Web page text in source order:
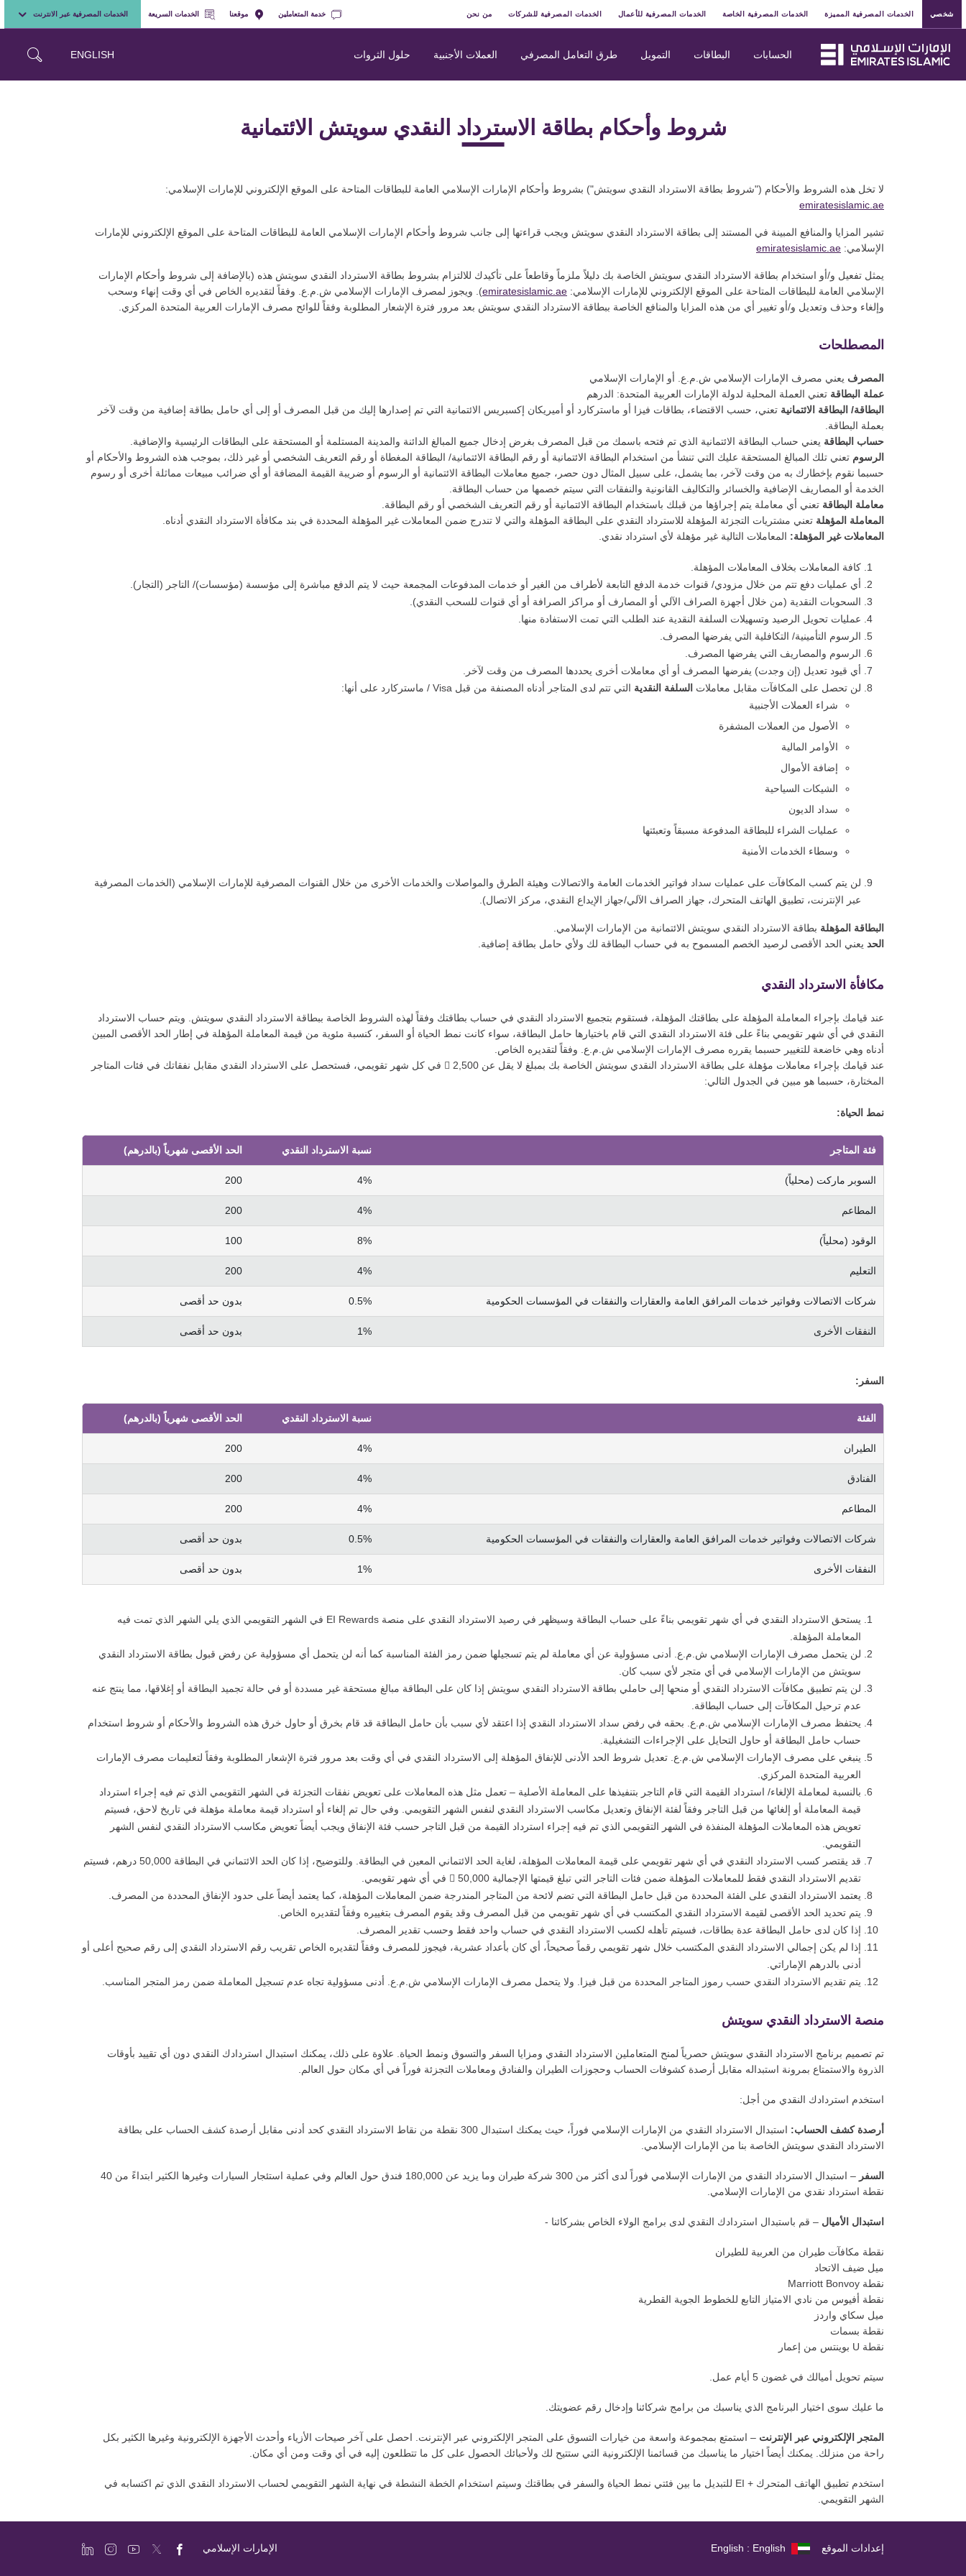
شخصي الخدمات المصرفية المميزة الخدمات المصرفية الخاصة الخدمات المصرفية للأعمال الخدمات المصرفية للشركات من نحن خدمة المتعاملين موقعنا الخدمات السريعة الخدمات المصرفية عبر الانترنت
الحسابات البطاقات التمويل طرق التعامل المصرفي العملات الأجنبية حلول الثروات ENGLISH
شروط وأحكام بطاقة الاسترداد النقدي سويتش الائتمانية
لا تخل هذه الشروط والأحكام ("شروط بطاقة الاسترداد النقدي سويتش") بشروط وأحكام الإمارات الإسلامي العامة للبطاقات المتاحة على الموقع الإلكتروني للإمارات الإسلامي:
emiratesislamic.ae
تشير المزايا والمنافع المبينة في المستند إلى بطاقة الاسترداد النقدي سويتش ويجب قراءتها إلى جانب شروط وأحكام الإمارات الإسلامي العامة للبطاقات المتاحة على الموقع الإلكتروني للإمارات
الإسلامي: emiratesislamic.ae
يمثل تفعيل و/أو استخدام بطاقة الاسترداد النقدي سويتش الخاصة بك دليلاً ملزماً وقاطعاً على تأكيدك للالتزام بشروط بطاقة الاسترداد النقدي سويتش هذه (بالإضافة إلى شروط وأحكام الإمارات
الإسلامي العامة للبطاقات المتاحة على الموقع الإلكتروني للإمارات الإسلامي: emiratesislamic.ae). ويجوز لمصرف الإمارات الإسلامي ش.م.ع. وفقاً لتقديره الخاص في أي وقت إنهاء وسحب
وإلغاء وحذف وتعديل و/أو تغيير أي من هذه المزايا والمنافع الخاصة ببطاقة الاسترداد النقدي سويتش بعد مرور فترة الإشعار المطلوبة وفقاً للوائح مصرف الإمارات العربية المتحدة المركزي.
المصطلحات
المصرف يعني مصرف الإمارات الإسلامي ش.م.ع. أو الإمارات الإسلامي
عملة البطاقة تعني العملة المحلية لدولة الإمارات العربية المتحدة: الدرهم
البطاقة/ البطاقة الائتمانية تعني، حسب الاقتضاء، بطاقات فيزا أو ماستركارد أو أميريكان إكسبريس الائتمانية التي تم إصدارها إليك من قبل المصرف أو إلى أي حامل بطاقة إضافية من وقت لآخر
بعملة البطاقة.
حساب البطاقة يعني حساب البطاقة الائتمانية الذي تم فتحه باسمك من قبل المصرف بغرض إدخال جميع المبالغ الدائنة والمدينة المستلمة أو المستحقة على البطاقات الرئيسية والإضافية.
الرسوم تعني تلك المبالغ المستحقة عليك التي تنشأ من استخدام البطاقة الائتمانية أو رقم البطاقة الائتمانية/ البطاقة المغطاة أو رقم التعريف الشخصي أو غير ذلك، بموجب هذه الشروط والأحكام أو
حسبما نقوم بإخطارك به من وقت لآخر، بما يشمل، على سبيل المثال دون حصر، جميع معاملات البطاقة الائتمانية أو الرسوم أو ضريبة القيمة المضافة أو أي ضرائب مبيعات مماثلة أخرى أو رسوم
الخدمة أو المصاريف الإضافية والخسائر والتكاليف القانونية والنفقات التي سيتم خصمها من حساب البطاقة.
معاملة البطاقة تعني أي معاملة يتم إجراؤها من قبلك باستخدام البطاقة الائتمانية أو رقم التعريف الشخصي أو رقم البطاقة.
المعاملة المؤهلة تعني مشتريات التجزئة المؤهلة للاسترداد النقدي على البطاقة المؤهلة والتي لا تندرج ضمن المعاملات غير المؤهلة المحددة في بند مكافأة الاسترداد النقدي أدناه.
المعاملات غير المؤهلة: المعاملات التالية غير مؤهلة لأي استرداد نقدي.
كافة المعاملات بخلاف المعاملات المؤهلة.
أي عمليات دفع تتم من خلال مزودي/ قنوات خدمة الدفع التابعة لأطراف من الغير أو خدمات المدفوعات المجمعة حيث لا يتم الدفع مباشرة إلى مؤسسة (مؤسسات)/ التاجر (التجار).
السحوبات النقدية (من خلال أجهزة الصراف الآلي أو المصارف أو مراكز الصرافة أو أي قنوات للسحب النقدي).
عمليات تحويل الرصيد وتسهيلات السلفة النقدية عند الطلب التي تمت الاستفادة منها.
الرسوم التأمينية/ التكافلية التي يفرضها المصرف.
الرسوم والمصاريف التي يفرضها المصرف.
أي قيود تعديل (إن وجدت) يفرضها المصرف أو أي معاملات أخرى يحددها المصرف من وقت لآخر.
لن تحصل على المكافآت مقابل معاملات السلفة النقدية التي تتم لدى المتاجر أدناه المصنفة من قبل Visa / ماستركارد على أنها:
شراء العملات الأجنبية
الأصول من العملات المشفرة
الأوامر المالية
إضافة الأموال
الشيكات السياحية
سداد الديون
عمليات الشراء للبطاقة المدفوعة مسبقاً وتعبئتها
وسطاء الخدمات الأمنية
لن يتم كسب المكافآت على عمليات سداد فواتير الخدمات العامة والاتصالات وهيئة الطرق والمواصلات والخدمات الأخرى من خلال القنوات المصرفية للإمارات الإسلامي (الخدمات المصرفية
عبر الإنترنت، تطبيق الهاتف المتحرك، جهاز الصراف الآلي/جهاز الإيداع النقدي، مركز الاتصال).
البطاقة المؤهلة بطاقة الاسترداد النقدي سويتش الائتمانية من الإمارات الإسلامي.
الحد يعني الحد الأقصى لرصيد الخصم المسموح به في حساب البطاقة لك ولأي حامل بطاقة إضافية.
مكافأة الاسترداد النقدي
عند قيامك بإجراء المعاملة المؤهلة على بطاقتك المؤهلة، فستقوم بتجميع الاسترداد النقدي في حساب بطاقتك وفقاً لهذه الشروط الخاصة ببطاقة الاسترداد النقدي سويتش. ويتم حساب الاسترداد
النقدي في أي شهر تقويمي بناءً على فئة الاسترداد النقدي التي قام باختيارها حامل البطاقة، سواء كانت نمط الحياة أو السفر، كنسبة مئوية من قيمة المعاملة المؤهلة في إطار الحد الأقصى المبين
أدناه وهي خاضعة للتغيير حسبما يقرره مصرف الإمارات الإسلامي ش.م.ع. وفقاً لتقديره الخاص.
عند قيامك بإجراء معاملات مؤهلة على بطاقة الاسترداد النقدي سويتش الخاصة بك بمبلغ لا يقل عن 2,500  في كل شهر تقويمي، فستحصل على الاسترداد النقدي مقابل نفقاتك في فئات المتاجر
المختارة، حسبما هو مبين في الجدول التالي:
نمط الحياة:
فئة المتاجر نسبة الاسترداد النقدي الحد الأقصى شهرياً (بالدرهم)
السوبر ماركت (محلياً) 4%
200
المطاعم 4%
200
الوقود (محلياً) 8%
100
التعليم 4%
200
شركات الاتصالات وفواتير خدمات المرافق العامة والعقارات والنفقات في المؤسسات الحكومية 0.5% بدون حد أقصى
النفقات الأخرى 1% بدون حد أقصى
السفر:
الفئة نسبة الاسترداد النقدي الحد الأقصى شهرياً (بالدرهم)
الطيران 4%
200
الفنادق 4%
200
المطاعم 4%
200
شركات الاتصالات وفواتير خدمات المرافق العامة والعقارات والنفقات في المؤسسات الحكومية 0.5% بدون حد أقصى
النفقات الأخرى 1% بدون حد أقصى
يستحق الاسترداد النقدي في أي شهر تقويمي بناءً على حساب البطاقة وسيظهر في رصيد الاسترداد النقدي على منصة EI Rewards في الشهر التقويمي الذي يلي الشهر الذي تمت فيه
المعاملة المؤهلة.
لن يتحمل مصرف الإمارات الإسلامي ش.م.ع. أدنى مسؤولية عن أي معاملة لم يتم تسجيلها ضمن رمز الفئة المناسبة كما أنه لن يتحمل أي مسؤولية عن رفض قبول بطاقة الاسترداد النقدي
سويتش من الإمارات الإسلامي في أي متجر لأي سبب كان.
لن يتم تطبيق مكافآت الاسترداد النقدي أو منحها إلى حاملي بطاقة الاسترداد النقدي سويتش إذا كان على البطاقة مبالغ مستحقة غير مسددة أو في حالة تجميد البطاقة أو إغلاقها، مما ينتج عنه
عدم ترحيل المكافآت إلى حساب البطاقة.
يحتفظ مصرف الإمارات الإسلامي ش.م.ع. بحقه في رفض سداد الاسترداد النقدي إذا اعتقد لأي سبب بأن حامل البطاقة قد قام بخرق أو حاول خرق هذه الشروط والأحكام أو شروط استخدام
حساب حامل البطاقة أو حاول التحايل على الإجراءات التشغيلية.
ينبغي على مصرف الإمارات الإسلامي ش.م.ع. تعديل شروط الحد الأدنى للإنفاق المؤهلة إلى الاسترداد النقدي في أي وقت بعد مرور فترة الإشعار المطلوبة وفقاً لتعليمات مصرف الإمارات
العربية المتحدة المركزي.
بالنسبة لمعاملة الإلغاء/ استرداد القيمة التي قام التاجر بتنفيذها على المعاملة الأصلية – تعمل مثل هذه المعاملات على تعويض نفقات التجزئة في الشهر التقويمي الذي تم فيه إجراء استرداد
قيمة المعاملة أو إلغائها من قبل التاجر وفقاً لفئة الإنفاق وتعديل مكاسب الاسترداد النقدي لنفس الشهر التقويمي. وفي حال تم إلغاء أو استرداد قيمة معاملة مؤهلة في تاريخ لاحق، فسيتم
تعويض هذه المعاملات المؤهلة المنفذة في الشهر التقويمي الذي تم فيه إجراء استرداد القيمة من قبل التاجر حسب فئة الإنفاق ويجب أيضاً تعويض مكاسب الاسترداد النقدي لنفس الشهر
التقويمي.
قد يقتصر كسب الاسترداد النقدي في أي شهر تقويمي على قيمة المعاملات المؤهلة، لغاية الحد الائتماني المعين في البطاقة. وللتوضيح، إذا كان الحد الائتماني في البطاقة 50,000 درهم، فسيتم
تقديم الاسترداد النقدي فقط للمعاملات المؤهلة ضمن فئات التاجر التي تبلغ قيمتها الإجمالية 50,000  في أي شهر تقويمي.
يعتمد الاسترداد النقدي على الفئة المحددة من قبل حامل البطاقة التي تضم لائحة من المتاجر المندرجة ضمن المعاملات المؤهلة، كما يعتمد أيضاً على حدود الإنفاق المحددة من المصرف.
يتم تحديد الحد الأقصى لقيمة الاسترداد النقدي المكتسب في أي شهر تقويمي من قبل المصرف وقد يقوم المصرف بتغييره وفقاً لتقديره الخاص.
إذا كان لدى حامل البطاقة عدة بطاقات، فسيتم تأهله لكسب الاسترداد النقدي في حساب واحد فقط وحسب تقدير المصرف.
إذا لم يكن إجمالي الاسترداد النقدي المكتسب خلال شهر تقويمي رقماً صحيحاً، أي كان بأعداد عشرية، فيجوز للمصرف وفقاً لتقديره الخاص تقريب رقم الاسترداد النقدي إلى رقم صحيح أعلى أو
أدنى بالدرهم الإماراتي.
يتم تقديم الاسترداد النقدي حسب رموز المتاجر المحددة من قبل فيزا. ولا يتحمل مصرف الإمارات الإسلامي ش.م.ع. أدنى مسؤولية تجاه عدم تسجيل المعاملة ضمن رمز المتجر المناسب.
منصة الاسترداد النقدي سويتش
تم تصميم برنامج الاسترداد النقدي سويتش حصرياً لمنح المتعاملين الاسترداد النقدي ومزايا السفر والتسوق ونمط الحياة. علاوة على ذلك، يمكنك استبدال استردادك النقدي دون أي تقييد بأوقات
الذروة والاستمتاع بمرونة استبداله مقابل أرصدة كشوفات الحساب وحجوزات الطيران والفنادق ومعاملات التجزئة فوراً في أي مكان حول العالم.
استخدم استردادك النقدي من أجل:
أرصدة كشف الحساب:
استبدال الاسترداد النقدي من الإمارات الإسلامي فوراً، حيث يمكنك استبدال 300 نقطة من نقاط الاسترداد النقدي كحد أدنى مقابل أرصدة كشف الحساب على بطاقة
الاسترداد النقدي سويتش الخاصة بنا من الإمارات الإسلامي.
السفر
– استبدال الاسترداد النقدي من الإمارات الإسلامي فوراً لدى أكثر من 300 شركة طيران وما يزيد عن 180,000 فندق حول العالم وفي عملية استئجار السيارات وغيرها الكثير ابتداءً من 40
نقطة استرداد نقدي من الإمارات الإسلامي.
استبدال الأميال – قم باستبدال استردادك النقدي لدى برامج الولاء الخاص بشركائنا -
نقطة مكافآت طيران من العربية للطيران
ميل ضيف الاتحاد
نقطة Marriott Bonvoy
نقطة أفيوس من نادي الامتياز التابع للخطوط الجوية القطرية
ميل سكاي واردز
نقطة بسمات
نقطة U بوينتس من إعمار
سيتم تحويل أميالك في غضون 5 أيام عمل.
ما عليك سوى اختيار البرنامج الذي يناسبك من برامج شركائنا وإدخال رقم عضويتك.
المتجر الإلكتروني عبر الإنترنت – استمتع بمجموعة واسعة من خيارات التسوق على المتجر الإلكتروني عبر الإنترنت. احصل على آخر صيحات الأزياء وأحدث الأجهزة الإلكترونية وغيرها الكثير بكل
راحة من منزلك. يمكنك أيضاً اختيار ما يناسبك من قسائمنا الإلكترونية التي ستتيح لك ولأحبائك الحصول على كل ما تتطلعون إليه في أي وقت ومن أي مكان.
استخدم تطبيق الهاتف المتحرك + EI للتبديل ما بين فئتي نمط الحياة والسفر في بطاقتك وسيتم استخدام الخطة النشطة في نهاية الشهر التقويمي لحساب الاسترداد النقدي الذي تم اكتسابه في
الشهر التقويمي.
إعدادات الموقع English : English الإمارات الإسلامي